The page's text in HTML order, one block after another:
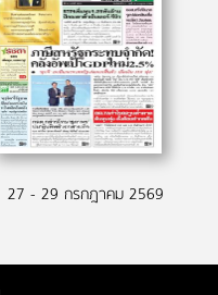
27 - 29 กรกฎาคม 2569